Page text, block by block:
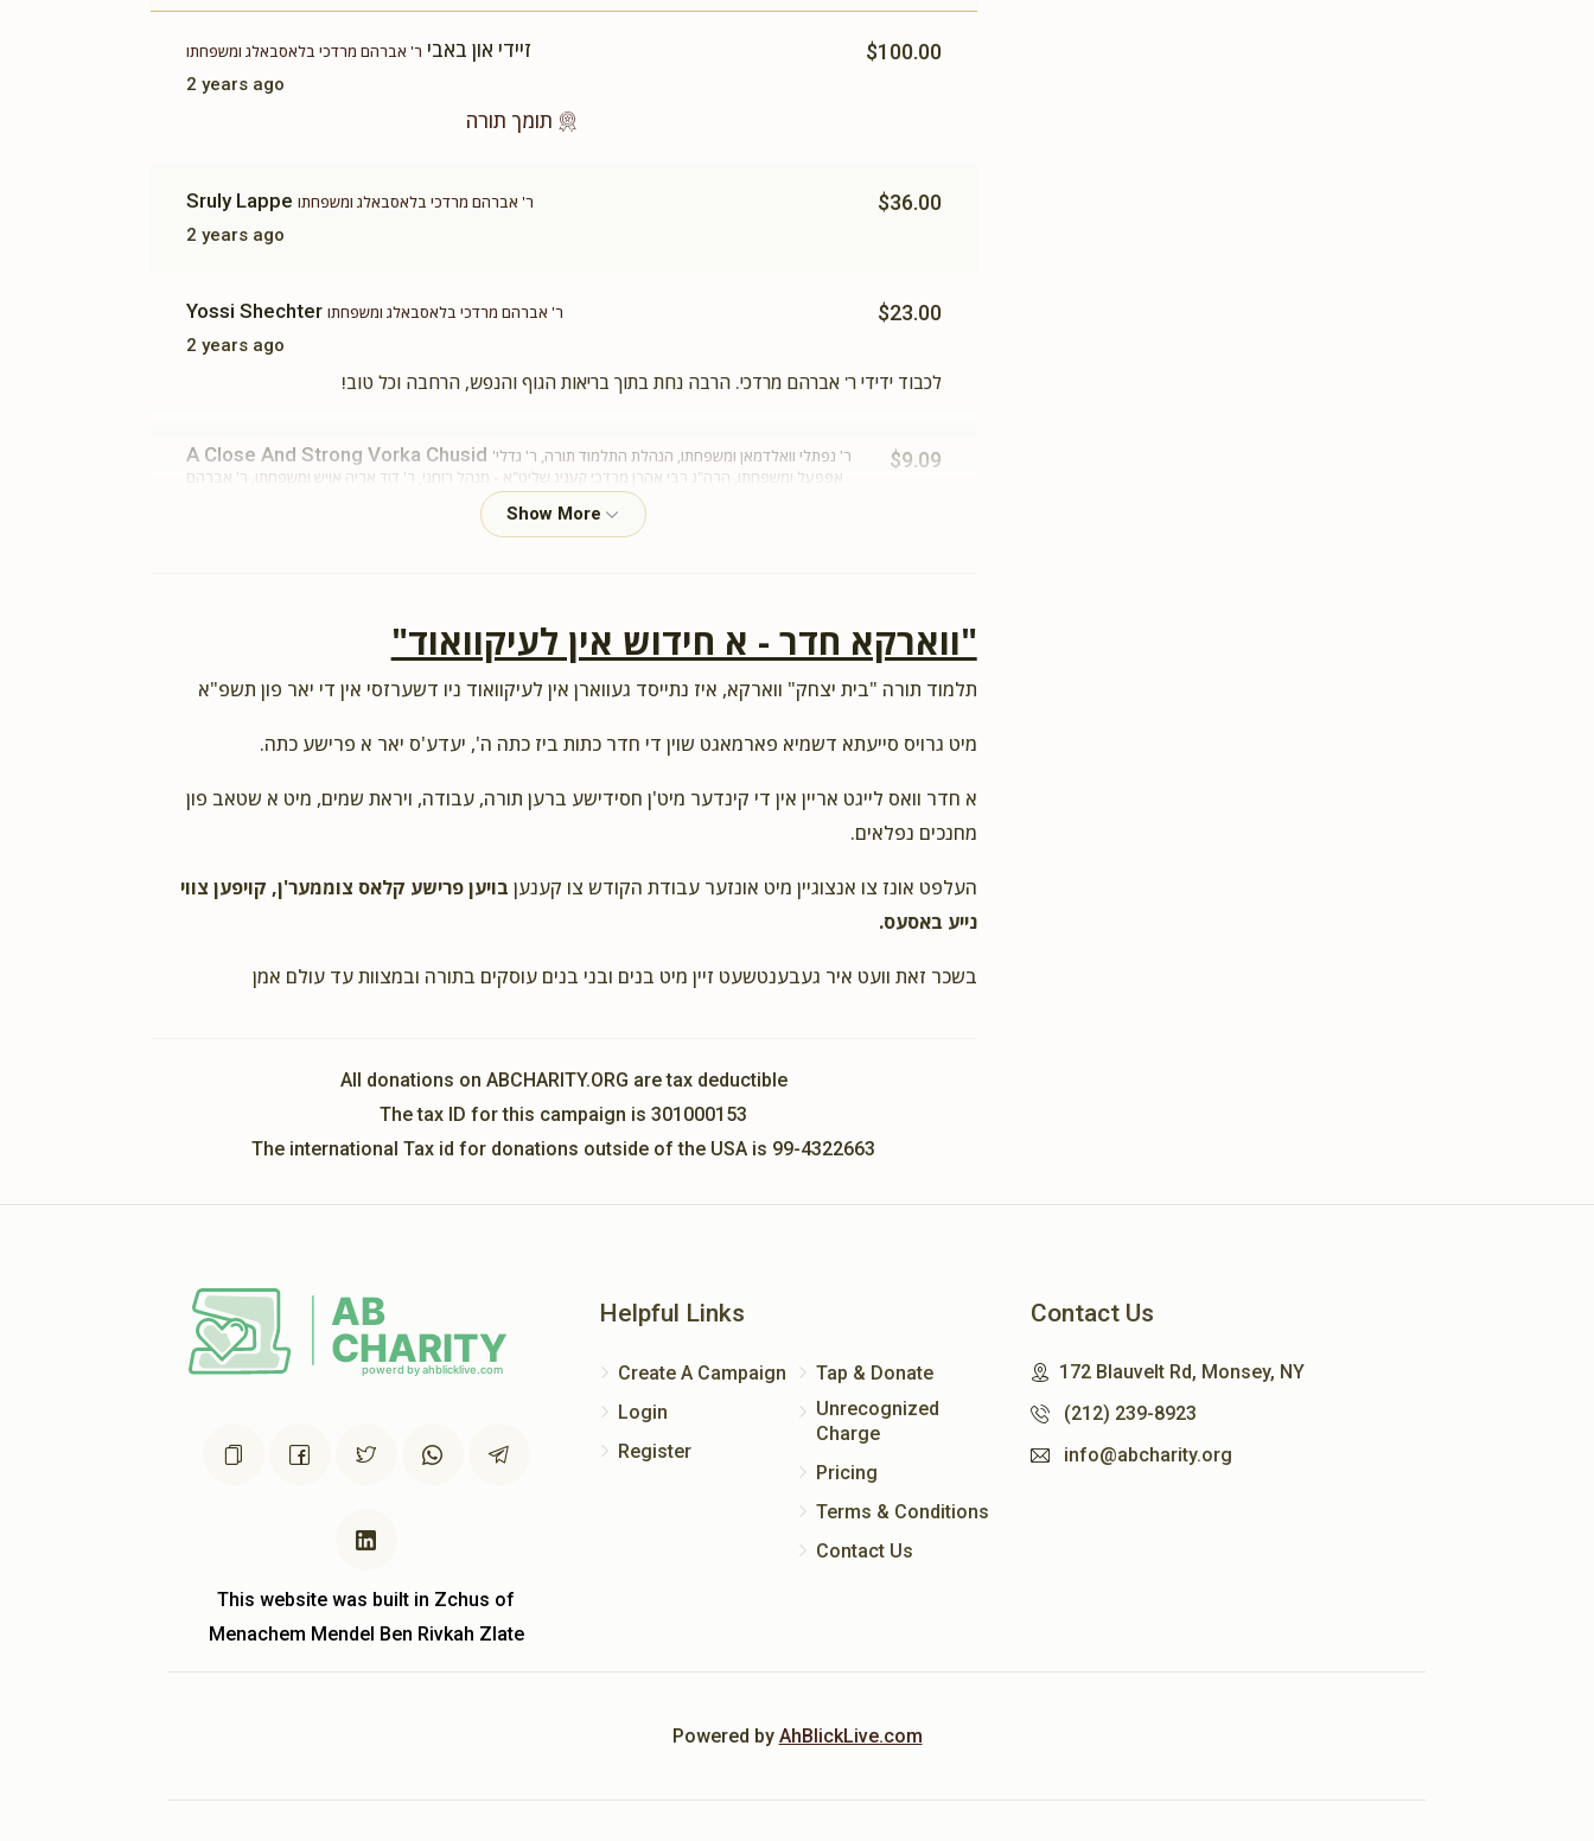
$100.00
זיידי און באבי ר' אברהם מרדכי בלאסבאלג ומשפחתו
2 years ago
$100.00
תומך תורה
Sruly Lappe ר' אברהם מרדכי בלאסבאלג ומשפחתו
2 years ago
$36.00
Yossi Shechter ר' אברהם מרדכי בלאסבאלג ומשפחתו
2 years ago
$23.00
לכבוד ידידי ר' אברהם מרדכי. הרבה נחת בתוך בריאות הגוף והנפש, הרחבה וכל טוב!
A Close And Strong Vorka Chusid ר' נפתלי וואלדמאן ומשפחתו, הנהלת התלמוד תורה, ר' גדלי'
אפפעל ומשפחתו, הרה"ג רבי אהרן מרדכי קעניג שליט"א - מנהל רוחני, ר' דוד אריה אויש ומשפחתו, ר' אברהם
מרדכי בלאסבאלג ומשפחתו, ר' פישל זילבערמאן ומשפח
$9.09
Levi Folgerר' אברהם מרדכי בלאסבאלג ומשפחתו
$18.00
Yitzchok Gottliebר' אברהם מרדכי בלאסבאלג ומשפחתו
$18.00
David Gross
ר' אברהם מרדכי בלאסבאלג ומשפחתו
"ווארקא חדר - א חידוש אין לעיקוואוד"
תלמוד תורה "בית יצחק" ווארקא, איז נתייסד געווארן אין לעיקוואוד ניו דשערזסי אין די יאר פון תשפ"א
מיט גרויס סייעתא דשמיא פארמאגט שוין די חדר כתות ביז כתה ה', יעדע'ס יאר א פרישע כתה.
א חדר וואס לייגט אריין אין די קינדער מיט'ן חסידישע ברען תורה, עבודה, ויראת שמים, מיט א שטאב פון
מחנכים נפלאים.
העלפט אונז צו אנצוגיין מיט אונזער עבודת הקודש צו קענען בויען פרישע קלאס צוממער'ן, קויפען צווי
נייע באסעס.
בשכר זאת וועט איר געבענטשעט זיין מיט בנים ובני בנים עוסקים בתורה ובמצוות עד עולם אמן
All donations on ABCHARITY.ORG are tax deductible
The tax ID for this campaign is 301000153
The international Tax id for donations outside of the USA is 99-4322663
This website was built in Zchus of
Menachem Mendel Ben Rivkah Zlate
Helpful Links
Create A Campaign
Login
Register
Tap & Donate
Unrecognized
Charge
Pricing
Terms & Conditions
Contact Us
Contact Us
172 Blauvelt Rd, Monsey, NY
(212) 239-8923
info@abcharity.org
Powered by AhBlickLive.com